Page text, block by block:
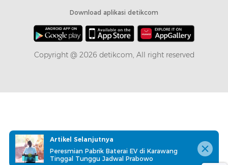
Download aplikasi detikcom
Copyright @ 2026 detikcom, All right reserved
Artikel Selanjutnya
Peresmian Pabrik Baterai EV di Karawang
Tinggal Tunggu Jadwal Prabowo